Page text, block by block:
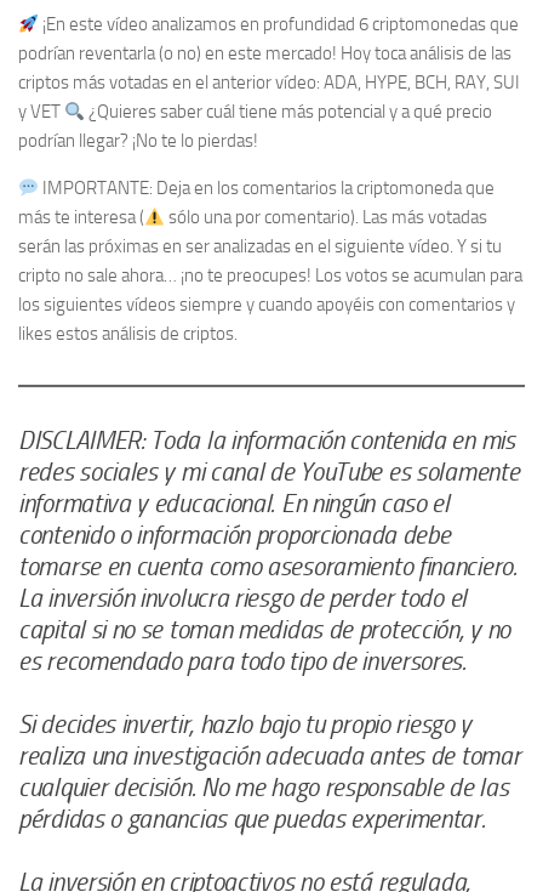
¡En este vídeo analizamos en profundidad 6 criptomonedas que
podrían reventarla (o no) en este mercado! Hoy toca análisis de las
criptos más votadas en el anterior vídeo: ADA, HYPE, BCH, RAY, SUI
y VET
¿Quieres saber cuál tiene más potencial y a qué precio
podrían llegar? ¡No te lo pierdas!
IMPORTANTE: Deja en los comentarios la criptomoneda que
más te interesa (
sólo una por comentario). Las más votadas
serán las próximas en ser analizadas en el siguiente vídeo. Y si tu
cripto no sale ahora… ¡no te preocupes! Los votos se acumulan para
los siguientes vídeos siempre y cuando apoyéis con comentarios y
likes estos análisis de criptos.
DISCLAIMER: Toda la información contenida en mis
redes sociales y mi canal de YouTube es solamente
informativa y educacional. En ningún caso el
contenido o información proporcionada debe
tomarse en cuenta como asesoramiento financiero.
La inversión involucra riesgo de perder todo el
capital si no se toman medidas de protección, y no
es recomendado para todo tipo de inversores.
Si decides invertir, hazlo bajo tu propio riesgo y
realiza una investigación adecuada antes de tomar
cualquier decisión. No me hago responsable de las
pérdidas o ganancias que puedas experimentar.
La inversión en criptoactivos no está regulada,